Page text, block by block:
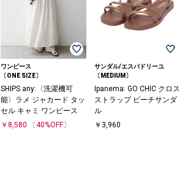
ワンピース
〔ONE SIZE〕
SHIPS any:〈洗濯機可
能〉ラメ ジャカード タッ
セル キャミ ワンピース
￥8,580
〔40%OFF〕
サンダル/エスパドリーユ
〔MEDIUM〕
Ipanema: GO CHIC クロス
ストラップ ビーチサンダ
ル
￥3,960